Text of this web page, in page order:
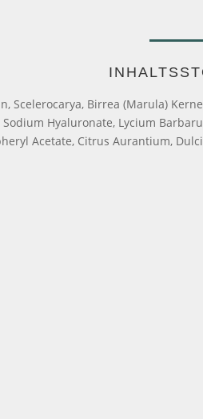
Scelerocarya, Birrea (Marula)
Hyaluronate, Lycium
Acetate, Citrus Aurantium,